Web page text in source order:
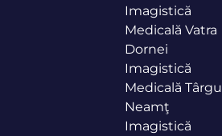
Imagistică
Medicală Vatra
Dornei
Imagistică
Medicală Târgu
Neamţ
Imagistică